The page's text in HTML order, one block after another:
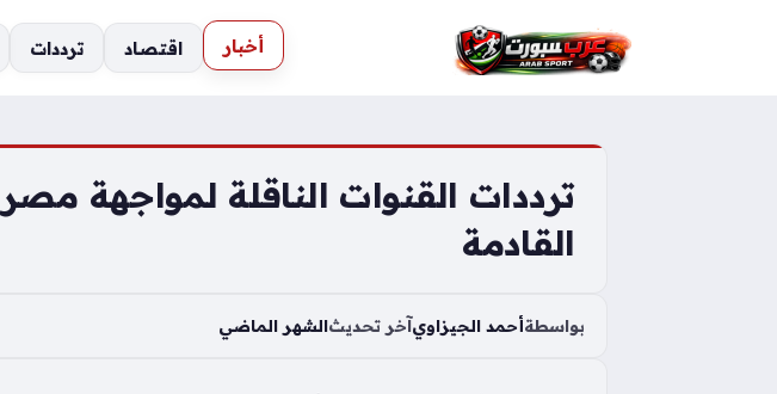
أخبار اقتصاد ترددات
ترددات القنوات الناقلة لمواجهة
القادمة
بواسطةأحمد الجيزاويآخر تحديثالشهر الماضي